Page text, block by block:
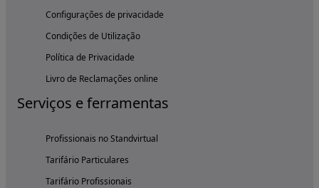
Configurações de privacidade
Condições de Utilização
Política de Privacidade
Livro de Reclamações online
Serviços e ferramentas
Profissionais no Standvirtual
Tarifário Particulares
Tarifário Profissionais